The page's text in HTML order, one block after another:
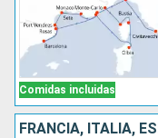
Comidas incluidas